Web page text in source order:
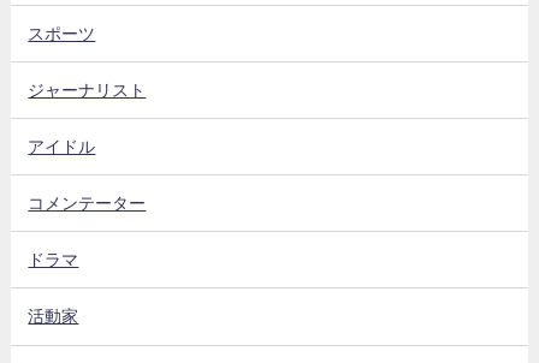
スポーツ
ジャーナリスト
アイドル
コメンテーター
ドラマ
活動家